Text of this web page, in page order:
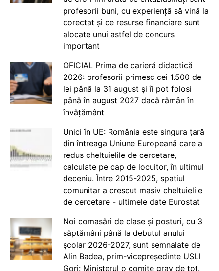
profesorii buni, cu experiență să vină la
corectat și ce resurse financiare sunt
alocate unui astfel de concurs
important
OFICIAL Prima de carieră didactică
2026: profesorii primesc cei 1.500 de
lei până la 31 august și îi pot folosi
până în august 2027 dacă rămân în
învățământ
Unici în UE: România este singura țară
din întreaga Uniune Europeană care a
redus cheltuielile de cercetare,
calculate pe cap de locuitor, în ultimul
deceniu. Între 2015-2025, spațiul
comunitar a crescut masiv cheltuielile
de cercetare - ultimele date Eurostat
Noi comasări de clase și posturi, cu 3
săptămâni până la debutul anului
școlar 2026-2027, sunt semnalate de
Alin Badea, prim-vicepreședinte USLI
Gorj: Ministerul o comite grav de tot.